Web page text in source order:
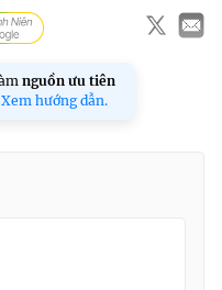
nguồn ưu tiên
Xem hướng dẫn.